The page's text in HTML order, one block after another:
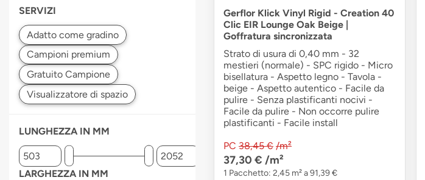
SERVIZI
LUNGHEZZA IN MM
LARGHEZZA IN MM
Gerflor Klick Vinyl Rigid - Creation 40
Clic EIR Lounge Oak Beige |
Goffratura sincronizzata
Strato di usura di 0,40 mm - 32
mestieri (normale) - SPC rigido - Micro
bisellatura - Aspetto legno - Tavola -
beige - Aspetto autentico - Facile da
pulire - Senza plastificanti nocivi -
Facile da pulire - Non occorre pulire
plastificanti - Facile install
PC 38,45 € /m²
37,30 € /m²
1 Pacchetto: 2,45 m² a 91,39 €